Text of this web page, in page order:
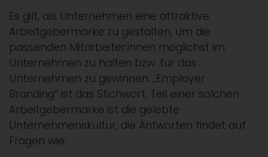
Es gilt, als Unternehmen eine attraktive
Arbeitgebermarke zu gestalten, um die
passenden Mitarbeiter:innen möglichst im
Unternehmen zu halten bzw. für das
Unternehmen zu gewinnen. „Employer
Branding“ ist das Stichwort. Teil einer solchen
Arbeitgebermarke ist die gelebte
Unternehmenskultur, die Antworten findet auf
Fragen wie: